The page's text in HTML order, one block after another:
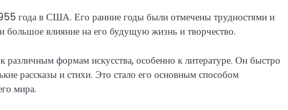
года в США. Его ранние годы были отмечены трудностями и
влияние на его будущую жизнь и творчество.
различным формам искусства, особенно к литературе. Он быстро
рассказы и стихи. Это стало его основным способом
мира.